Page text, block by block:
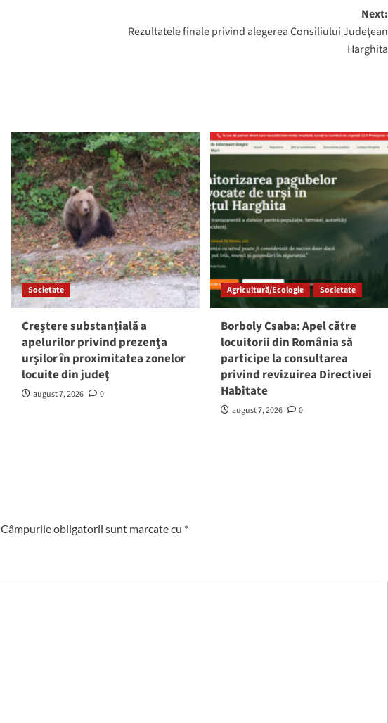
Next:
Rezultatele finale privind alegerea Consiliului Judeţean
Harghita
Societate
Creştere substanţială a
apelurilor privind prezenţa
urşilor în proximitatea zonelor
locuite din judeţ
august 7, 2026 0
Agricultură/Ecologie Societate
Borboly Csaba: Apel către
locuitorii din România să
participe la consultarea
privind revizuirea Directivei
Habitate
august 7, 2026 0
Câmpurile obligatorii sunt marcate cu *